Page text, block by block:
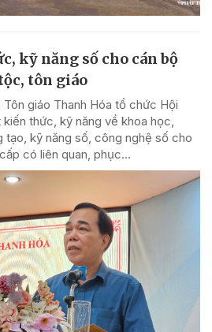
kỹ năng số cho cán bộ
tôn giáo
giáo Thanh Hóa tổ chức Hội
thức, kỹ năng về khoa học,
tạo, kỹ năng số, công nghệ số cho
có liên quan, phục...